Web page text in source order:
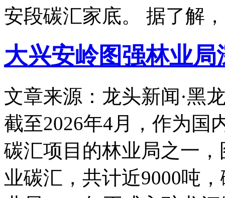
安段碳汇家底。 据了解
大兴安岭图强林业
文章来源：龙头新闻·黑
截至2026年4月，作为国
碳汇项目的林业局之一
业碳汇，共计近9000吨